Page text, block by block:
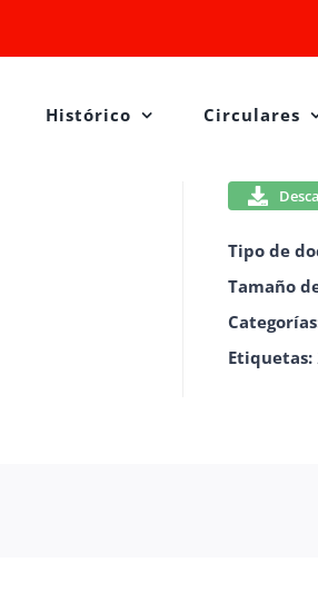
Histórico Circulares
Tipo de
Tamaño
Etiquetas: